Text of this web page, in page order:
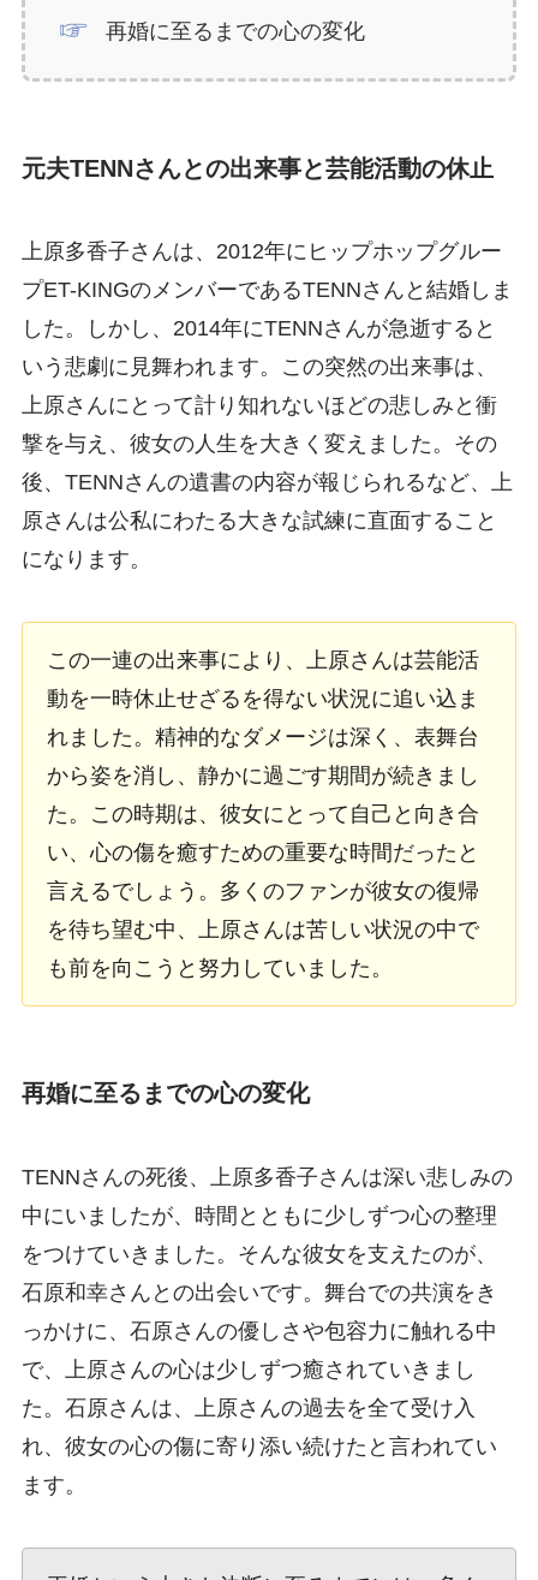
再婚に至るまでの心の変化
元夫TENNさんとの出来事と芸能活動の休止
上原多香子さんは、2012年にヒップホップグルー
プET-KINGのメンバーであるTENNさんと結婚しま
した。しかし、2014年にTENNさんが急逝すると
いう悲劇に見舞われます。この突然の出来事は、
上原さんにとって計り知れないほどの悲しみと衝
撃を与え、彼女の人生を大きく変えました。その
後、TENNさんの遺書の内容が報じられるなど、上
原さんは公私にわたる大きな試練に直面すること
になります。
この一連の出来事により、上原さんは芸能活
動を一時休止せざるを得ない状況に追い込ま
れました。精神的なダメージは深く、表舞台
から姿を消し、静かに過ごす期間が続きまし
た。この時期は、彼女にとって自己と向き合
い、心の傷を癒すための重要な時間だったと
言えるでしょう。多くのファンが彼女の復帰
を待ち望む中、上原さんは苦しい状況の中で
も前を向こうと努力していました。
再婚に至るまでの心の変化
TENNさんの死後、上原多香子さんは深い悲しみの
中にいましたが、時間とともに少しずつ心の整理
をつけていきました。そんな彼女を支えたのが、
石原和幸さんとの出会いです。舞台での共演をき
っかけに、石原さんの優しさや包容力に触れる中
で、上原さんの心は少しずつ癒されていきまし
た。石原さんは、上原さんの過去を全て受け入
れ、彼女の心の傷に寄り添い続けたと言われてい
ます。